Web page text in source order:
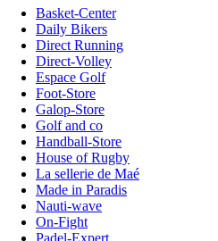
Basket-Center
Daily Bikers
Direct Running
Direct-Volley
Espace Golf
Foot-Store
Galop-Store
Golf and co
Handball-Store
House of Rugby
La sellerie de Maé
Made in Paradis
Nauti-wave
On-Fight
Padel-Expert